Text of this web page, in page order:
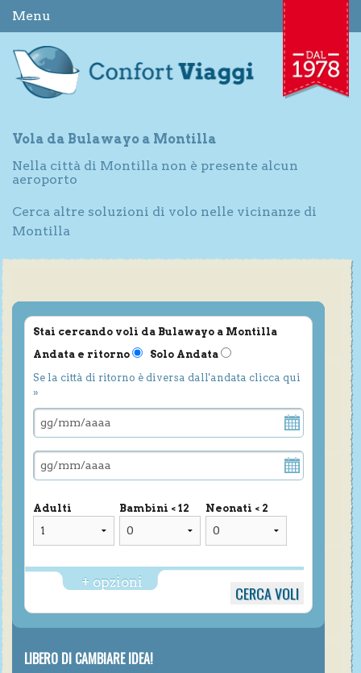
Menu
Vola da Bulawayo a Montilla
Nella città di Montilla non è presente alcun
aeroporto
Cerca altre soluzioni di volo nelle vicinanze di
Montilla
Stai cercando voli da Bulawayo a Montilla
Andata e ritorno
Solo Andata
Se la città di ritorno è diversa dall'andata clicca qui
»
Adulti Bambini < 12 Neonati < 2
+ opzioni
LIBERO DI CAMBIARE IDEA!